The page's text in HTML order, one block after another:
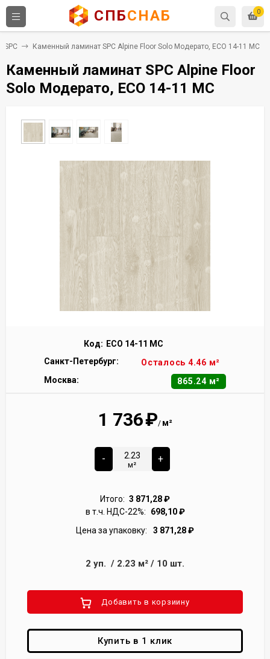
0
СПБСНАБ
SPC Каменный ламинат SPC Alpine Floor Solo Модерато, ЕСО 14-11 MC
Каменный ламинат SPC Alpine Floor
Solo Модерато, ЕСО 14-11 MC
Код: ECO 14-11 MC
Санкт-Петербург:
Осталось 4.46 м²
Москва:
865.24 м²
1 736₽/ м²
-
м²
+
Итого: 3 871,28₽
в т.ч. НДС-22%:
698,10₽
Цена за упаковку:
3 871,28₽
2 уп. / 2.23 м² / 10 шт.
Добавить в корзиину
Купить в 1 клик